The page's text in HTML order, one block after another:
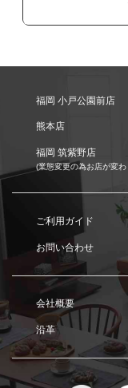
福岡 小戸公園前店
熊本店
福岡 筑紫野店
(業態変更の為お店が変
ご利用ガイド
お問い合わせ
会社概要
沿革